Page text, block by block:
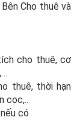
Cho thuê và
cho thuê, cơ
thuê, thời hạn
cọc,..
có